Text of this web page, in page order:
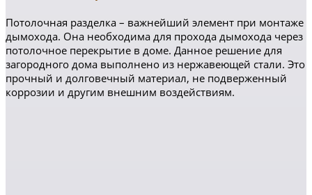
Потолочная разделка – важнейший элемент при монтаже
дымохода. Она необходима для прохода дымохода через
потолочное перекрытие в доме. Данное решение для
загородного дома выполнено из нержавеющей стали. Это
прочный и долговечный материал, не подверженный
коррозии и другим внешним воздействиям.